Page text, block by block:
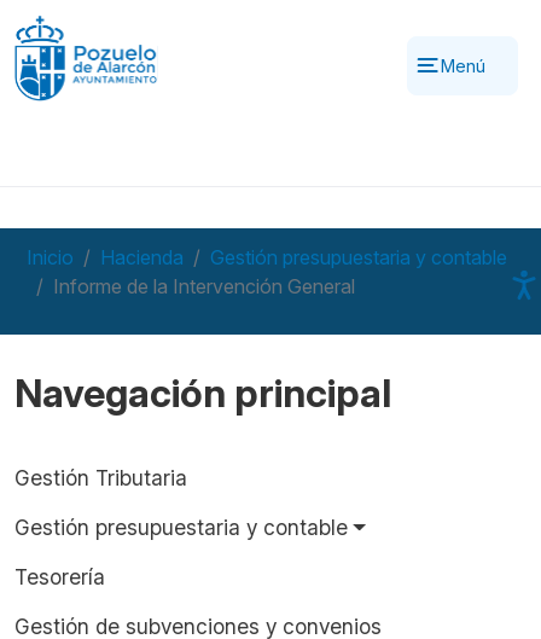
Pasar al contenido principal
Menú
Inicio Hacienda
Gestión presupuestaria y contable
Informe de la Intervención General
Navegación principal
Gestión Tributaria
Gestión presupuestaria y contable
Tesorería
Gestión de subvenciones y convenios